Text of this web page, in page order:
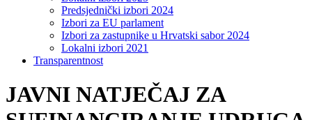
Predsjednički izbori 2024
Izbori za EU parlament
Izbori za zastupnike u Hrvatski sabor 2024
Lokalni izbori 2021
Transparentnost
JAVNI NATJEČAJ ZA